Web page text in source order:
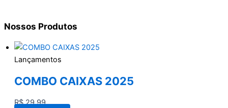
Nossos Produtos
Lançamentos
COMBO CAIXAS 2025
R$29,99